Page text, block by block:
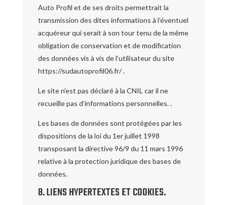
Auto Profil et de ses droits permettrait la
transmission des dites informations à l’éventuel
acquéreur qui serait à son tour tenu de la même
obligation de conservation et de modification
des données vis à vis de l’utilisateur du site
https://sudautoprofil06.fr/ .
Le site n’est pas déclaré à la CNIL car il ne
recueille pas d’informations personnelles. .
Les bases de données sont protégées par les
dispositions de la loi du 1er juillet 1998
transposant la directive 96/9 du 11 mars 1996
relative à la protection juridique des bases de
données.
8. LIENS HYPERTEXTES ET COOKIES.